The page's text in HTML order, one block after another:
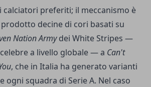
preferiti; il meccanismo è
decine di cori basati su
Nation Armydei White Stripes —
a livello globale — a Can't
, che in Italia ha generato varianti
ogni squadra di Serie A. Nel caso